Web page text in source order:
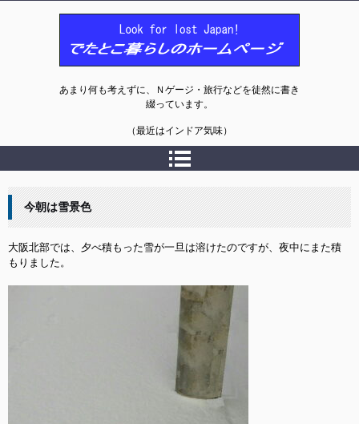
あまり何も考えずに、Ｎゲージ・旅行などを徒然に書き
綴っています。
（最近はインドア気味）
今朝は雪景色
大阪北部では、夕べ積もった雪が一旦は溶けたのですが、夜中にまた積
もりました。